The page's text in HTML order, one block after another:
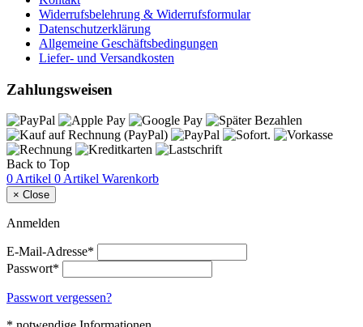
Widerrufsbelehrung & Widerrufsformular
Datenschutzerklärung
Allgemeine Geschäftsbedingungen
Liefer- und Versandkosten
Zahlungsweisen
Back to Top
0 Artikel 0 Artikel Warenkorb
× Close
Anmelden
E-Mail-Adresse*
Passwort*
Passwort vergessen?